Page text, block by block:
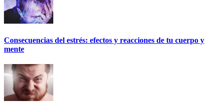
Consecuencias del estrés: efectos y reacciones de tu cuerpo y
mente